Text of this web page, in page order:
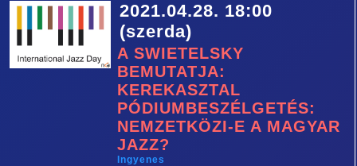
2021.04.28. 18:00
(szerda)
A SWIETELSKY
BEMUTATJA:
KEREKASZTAL
PÓDIUMBESZÉLGETÉS:
NEMZETKÖZI-E A MAGYAR
JAZZ?
Ingyenes